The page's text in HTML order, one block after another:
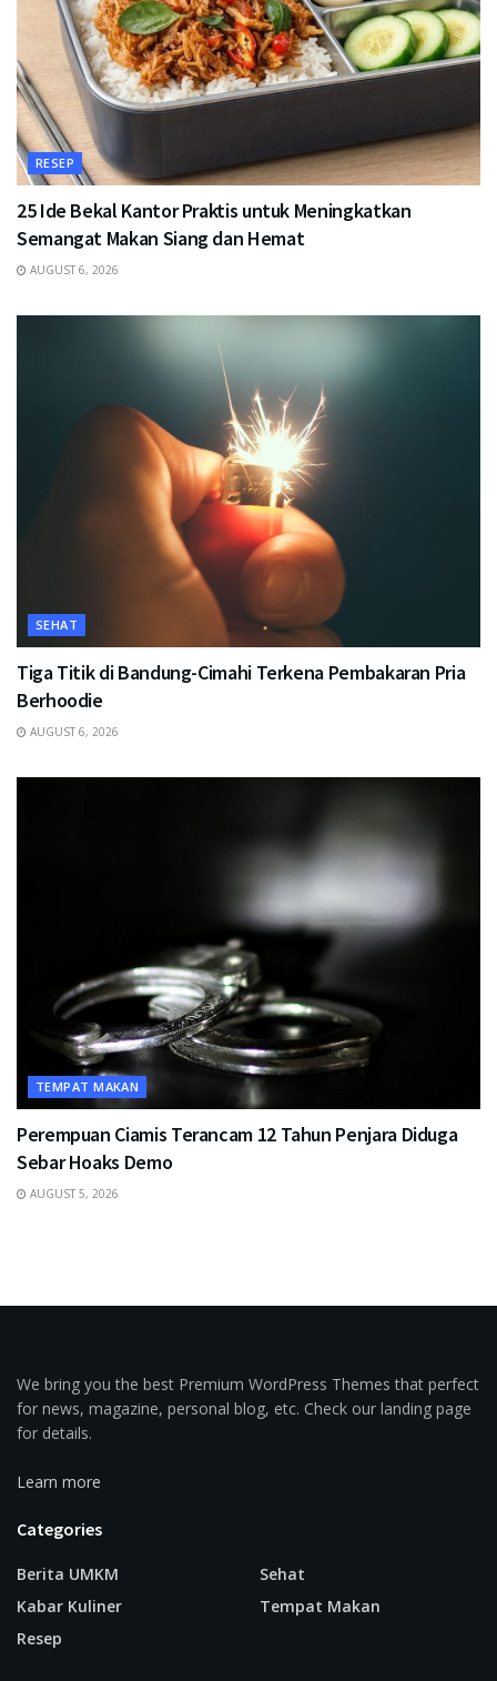
RESEP
25 Ide Bekal Kantor Praktis untuk Meningkatkan
Semangat Makan Siang dan Hemat
AUGUST 6, 2026
SEHAT
Tiga Titik di Bandung-Cimahi Terkena Pembakaran Pria
Berhoodie
AUGUST 6, 2026
TEMPAT MAKAN
Perempuan Ciamis Terancam 12 Tahun Penjara Diduga
Sebar Hoaks Demo
AUGUST 5, 2026
We bring you the best Premium WordPress Themes that perfect
for news, magazine, personal blog, etc. Check our landing page
for details.
Learn more
Categories
Berita UMKM
Kabar Kuliner
Resep
Sehat
Tempat Makan